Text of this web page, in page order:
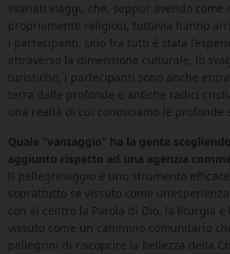
svariati viaggi, che, seppur avendo come
propriamente religiosi, tuttavia hanno
i partecipanti. Uno fra tutti è stata
attraverso la dimensione culturale, lo
turistiche, i partecipanti sono anche
terra dalle profonde e antiche radici
una realtà di cui conosciamo le profonde
Quale “vantaggio” ha la gente
aggiunto rispetto ad una agenzia
Il pellegrinaggio è uno strumento
soprattutto se vissuto come
con al centro la Parola di Dio, la liturgia e
vissuto come un cammino comunitario
pellegrini di riscoprire la bellezza della